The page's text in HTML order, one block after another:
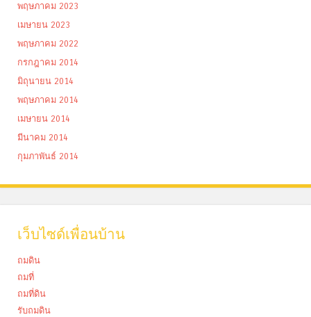
พฤษภาคม 2023
เมษายน 2023
พฤษภาคม 2022
กรกฎาคม 2014
มิถุนายน 2014
พฤษภาคม 2014
เมษายน 2014
มีนาคม 2014
กุมภาพันธ์ 2014
เว็บไซด์เพื่อนบ้าน
ถมดิน
ถมที่
ถมที่ดิน
รับถมดิน